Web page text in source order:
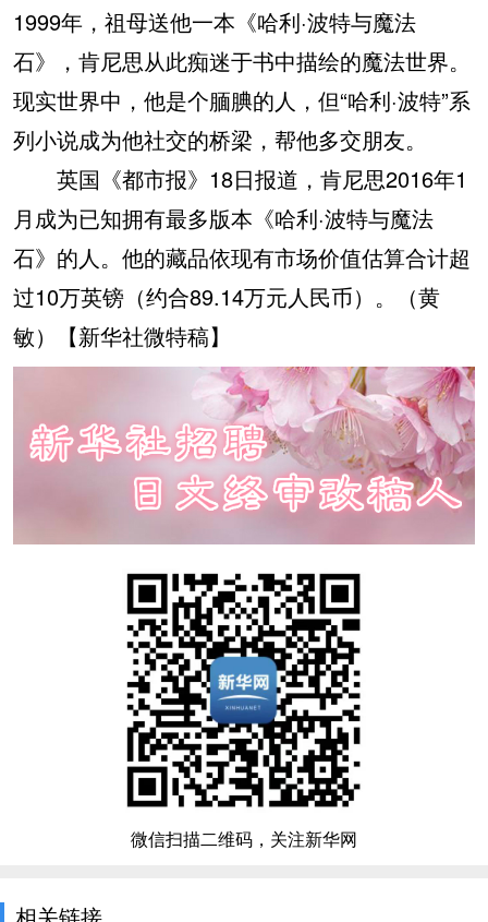
1999年，祖母送他一本《哈利·波特与魔法
石》，肯尼思从此痴迷于书中描绘的魔法世界。
现实世界中，他是个腼腆的人，但“哈利·波特”系
列小说成为他社交的桥梁，帮他多交朋友。
英国《都市报》18日报道，肯尼思2016年1
月成为已知拥有最多版本《哈利·波特与魔法
石》的人。他的藏品依现有市场价值估算合计超
过10万英镑（约合89.14万元人民币）。（黄
敏）【新华社微特稿】
微信扫描二维码，关注新华网